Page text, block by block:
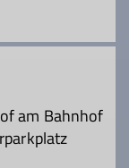
am Bahnhof